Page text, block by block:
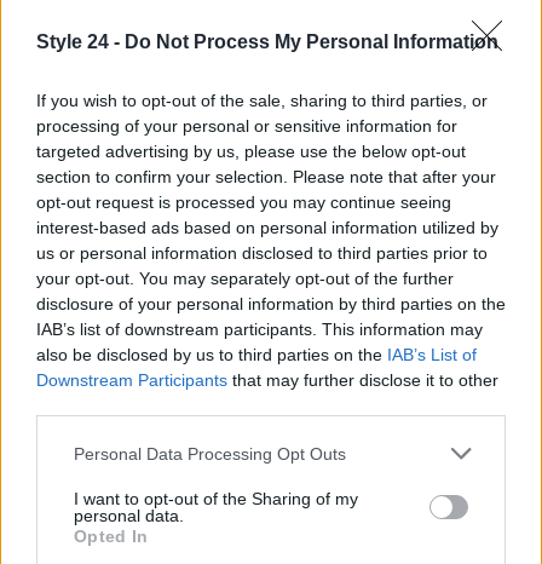
Style 24 - Do Not Process My Personal Information
If you wish to opt-out of the sale, sharing to third parties, or
processing of your personal or sensitive information for
targeted advertising by us, please use the below opt-out
section to confirm your selection. Please note that after your
opt-out request is processed you may continue seeing
interest-based ads based on personal information utilized by
us or personal information disclosed to third parties prior to
your opt-out. You may separately opt-out of the further
disclosure of your personal information by third parties on the
IAB’s list of downstream participants. This information may
also be disclosed by us to third parties on the IAB’s List of
Downstream Participants that may further disclose it to other
Please note that this website/app uses one or more Google
not limited to your visit or usage behaviour. You may click to
grant or deny consent to Google and its third-party tags to
use your data for below specified purposes in below Google
Personal Data Processing Opt Outs
I want to opt-out of the Sharing of my
personal data.
Opted In